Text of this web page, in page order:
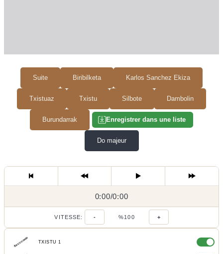
Suite Biribilketa Karlos Sanchez Ekiza
Txistuaz Txistu Silbote Dambolin
Burundarrak Enregistrer dans une liste
Do majeur
0:00/
0:00/0:00
VITESSE: - %100 +
TXISTU 1